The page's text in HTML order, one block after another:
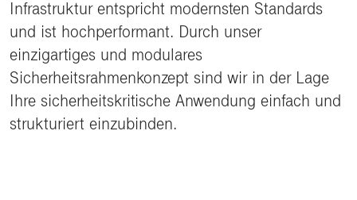
Infrastruktur entspricht modernsten Standards
und ist hochperformant. Durch unser
einzigartiges und modulares
Sicherheitsrahmenkonzept sind wir in der Lage
Ihre sicherheitskritische Anwendung einfach und
strukturiert einzubinden.